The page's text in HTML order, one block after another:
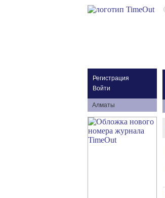
Регистрация
Войти
Алматы